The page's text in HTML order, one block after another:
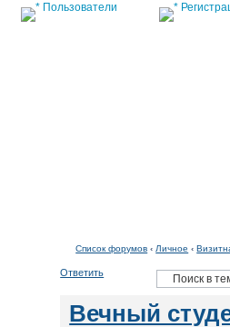
Пользователи
Список форумов ‹ Личное ‹
Ответить
Вечный